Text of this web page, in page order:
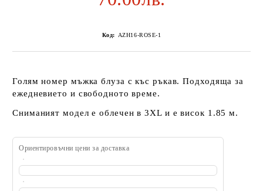
Код: AZH16-ROSE-1
Голям номер мъжка блуза с къс ръкав. Подходяща за
ежедневието и свободното време.
Сниманият модел е облечен в 3XL и е висок 1.85 м.
Ориентировъчни цени за доставка